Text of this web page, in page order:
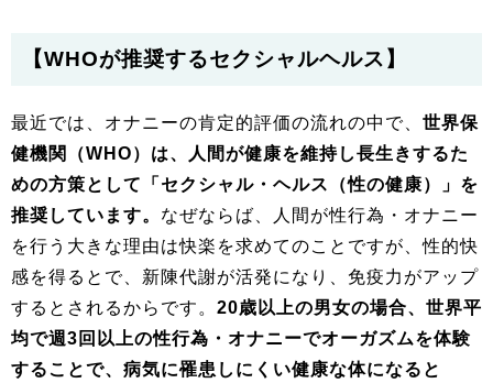
【WHOが推奨するセクシャルヘルス】
最近では、オナニーの肯定的評価の流れの中で、 世界保
健機関（WHO）は、人間が健康を維持し長生きするた
めの方策として「セクシャル・ヘルス（性の健康）」を
推奨しています。 なぜならば、人間が性行為・オナニー
を行う大きな理由は快楽を求めてのことですが、性的快
感を得るとで、新陳代謝が活発になり、免疫力がアップ
するとされるからです。 20歳以上の男女の場合、世界平
均で週3回以上の性行為・オナニーでオーガズムを体験
することで、病気に罹患しにくい健康な体になると